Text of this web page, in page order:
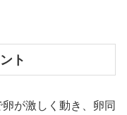
ト
が激しく動き、卵同